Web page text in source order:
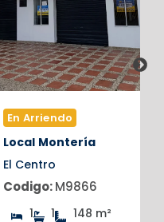
En Arriendo
Local Montería
El Centro
Codigo:M9866
1 1 148 m²